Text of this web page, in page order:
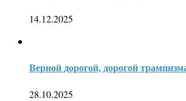
14.12.2025
Верной дорогой, дорогой
28.10.2025